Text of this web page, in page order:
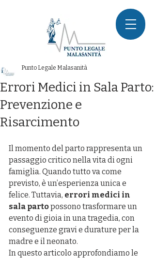
Errori Medici in Sala Parto:
Prevenzione e
Risarcimento
Punto Legale Malasanità
Il momento del parto rappresenta un
passaggio critico nella vita di ogni
famiglia. Quando tutto va come
previsto, è un’esperienza unica e
felice. Tuttavia, errori medici in
sala parto possono trasformare un
evento di gioia in una tragedia, con
conseguenze gravi e durature per la
madre e il neonato.
In questo articolo approfondiamo le